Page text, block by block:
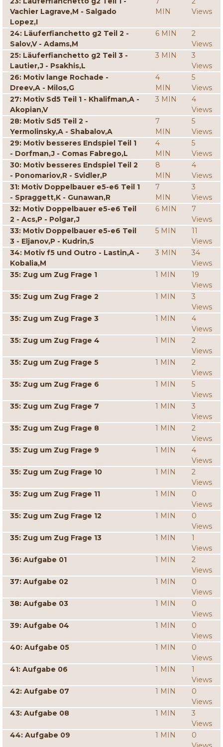
Vachier Lagrave,M - Salgado
Lopez,I
MIN
Views
24: Läuferfianchetto g2 Teil 2 -
Salov,V - Adams,M
6 MIN
2
Views
25: Läuferfianchetto g2 Teil 3 -
Lautier,J - Psakhis,L
3 MIN
3
Views
26: Motiv lange Rochade -
Dreev,A - Milos,G
4
MIN
5
Views
27: Motiv Sd5 Teil 1 - Khalifman,A -
Akopian,V
3 MIN
4
Views
28: Motiv Sd5 Teil 2 -
Yermolinsky,A - Shabalov,A
7
MIN
5
Views
29: Motiv besseres Endspiel Teil 1
- Dorfman,J - Comas Fabrego,L
4
MIN
5
Views
30: Motiv besseres Endspiel Teil 2
- Ponomariov,R - Svidler,P
8
MIN
4
Views
31: Motiv Doppelbauer e5-e6 Teil 1
- Spraggett,K - Gunawan,R
7
MIN
3
Views
32: Motiv Doppelbauer e5-e6 Teil
2 - Acs,P - Polgar,J
6 MIN
7
Views
33: Motiv Doppelbauer e5-e6 Teil
3 - Eljanov,P - Kudrin,S
5 MIN
11
Views
34: Motiv f5 und Outro - Lastin,A -
Kobalia,M
3 MIN
34
Views
35: Zug um Zug Frage 1
1 MIN
19
Views
35: Zug um Zug Frage 2
1 MIN
3
Views
35: Zug um Zug Frage 3
1 MIN
4
Views
35: Zug um Zug Frage 4
1 MIN
2
Views
35: Zug um Zug Frage 5
1 MIN
2
Views
35: Zug um Zug Frage 6
1 MIN
5
Views
35: Zug um Zug Frage 7
1 MIN
3
Views
35: Zug um Zug Frage 8
1 MIN
2
Views
35: Zug um Zug Frage 9
1 MIN
4
Views
35: Zug um Zug Frage 10
1 MIN
2
Views
35: Zug um Zug Frage 11
1 MIN
0
Views
35: Zug um Zug Frage 12
1 MIN
0
Views
35: Zug um Zug Frage 13
1 MIN
1
Views
36: Aufgabe 01
1 MIN
2
Views
37: Aufgabe 02
1 MIN
0
Views
38: Aufgabe 03
1 MIN
0
Views
39: Aufgabe 04
1 MIN
0
Views
40: Aufgabe 05
1 MIN
0
Views
41: Aufgabe 06
1 MIN
1
Views
42: Aufgabe 07
1 MIN
0
Views
43: Aufgabe 08
1 MIN
3
Views
44: Aufgabe 09
1 MIN
0